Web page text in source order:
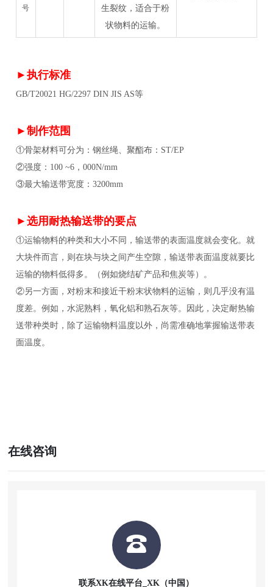
号
生裂纹，适合于粉
状物料的运输。
►执行标准
GB/T20021 HG/2297 DIN JIS AS等
►制作范围
①骨架材料可分为：钢丝绳、聚酯布：ST/EP
②强度：100 ~6，000N/mm
③最大输送带宽度：3200mm
►选用耐热输送带的要点
①运输物料的种类和大小不同，输送带的表面温度就会变化。就
大块件而言，则在块与块之间产生空隙，输送带表面温度就要比
运输的物料低得多。（例如烧结矿产品和焦炭等）。
②另一方面，对粉末和接近干粉末状物料的运输，则几乎没有温
度差。例如，水泥熟料，氧化铝和熟石灰等。因此，决定耐热输
送带种类时，除了运输物料温度以外，尚需准确地掌握输送带表
面温度。
在线咨询
联系XK在线平台_XK（中国）